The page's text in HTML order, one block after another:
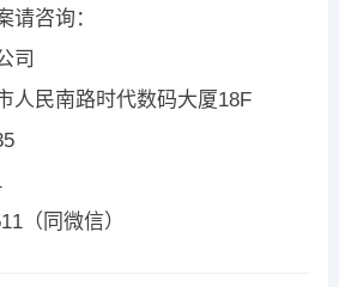
请咨询：
司
人民南路时代数码大厦18F
（同微信）